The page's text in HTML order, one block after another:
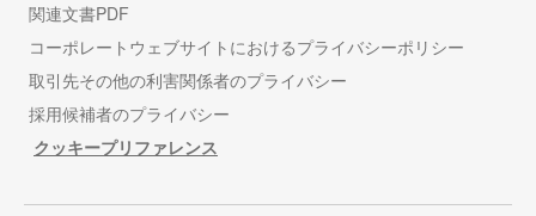
関連文書PDF
コーポレートウェブサイトにおけるプライバシーポリシー
取引先その他の利害関係者のプライバシー
採用候補者のプライバシー
クッキープリファレンス